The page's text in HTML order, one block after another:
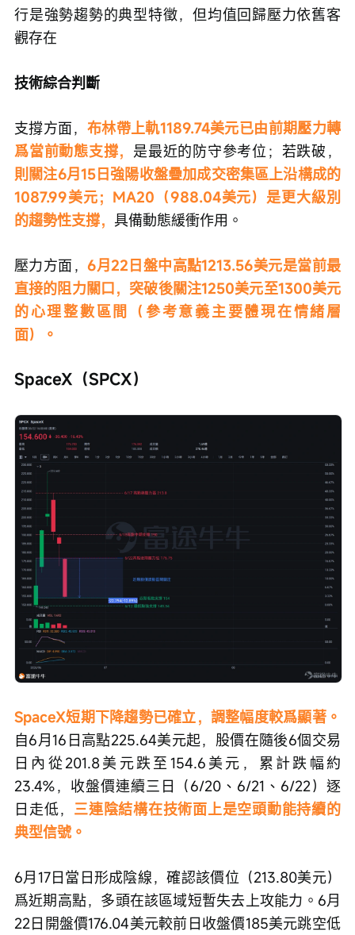
行是強勢趨勢的典型特徵，但均值回歸壓力依舊客
觀存在
技術綜合判斷
支撐方面， 布林帶上軌1189.74美元已由前期壓力轉
爲當前動態支撐， 是最近的防守參考位；若跌破，
則關注6月15日強陽收盤疊加成交密集區上沿構成的
1087.99美元；MA20（988.04美元）是更大級別
的趨勢性支撐， 具備動態緩衝作用。
壓力方面，6月22日盤中高點1213.56美元是當前最
直接的阻力關口，突破後關注1250美元至1300美元
的心理整數區間（參考意義主要體現在情緒層
面）。
SpaceX（SPCX）
SpaceX短期下降趨勢已確立，調整幅度較爲顯著。
自6月16日高點225.64美元起，股價在隨後6個交易
日內從201.8美元跌至154.6美元，累計跌幅約
23.4%，收盤價連續三日（6/20、6/21、6/22）逐
日走低， 三連陰結構在技術面上是空頭動能持續的
典型信號。
6月17日當日形成陰線，確認該價位（213.80美元）
爲近期高點，多頭在該區域短暫失去上攻能力。6月
22日開盤價176.04美元較前日收盤價185美元跳空低